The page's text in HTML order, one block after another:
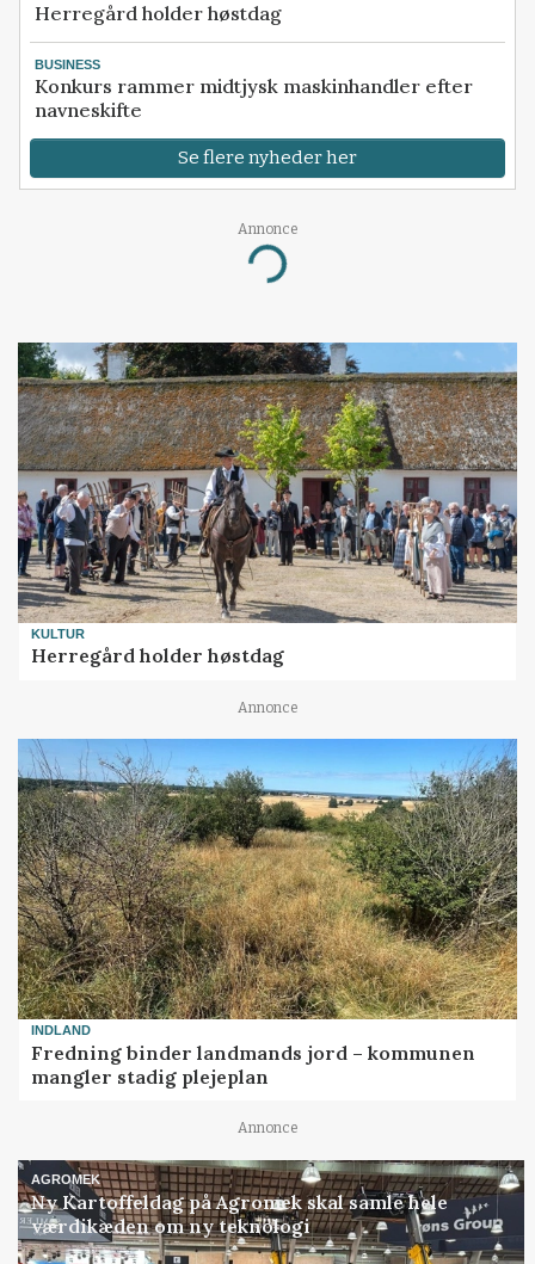
Herregård holder høstdag
BUSINESS
Konkurs rammer midtjysk maskinhandler efter
navneskifte
Se flere nyheder her
Annonce
Loading...
KULTUR
Herregård holder høstdag
Annonce
INDLAND
Fredning binder landmands jord – kommunen
mangler stadig plejeplan
Annonce
AGROMEK
Ny Kartoffeldag på Agromek skal samle hele
værdikæden om ny teknologi